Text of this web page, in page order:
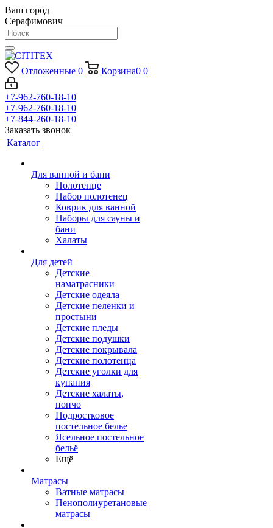
Ваш город
Серафимович
Отложенные 0 Корзина0 0
+7-962-760-18-10
+7-962-760-18-10
+7-844-260-18-10
Заказать звонок
Каталог
Для ванной и бани
Полотенце
Набор полотенец
Коврик для ванной
Наборы для сауны и
бани
Халаты
Для детей
Детские
наматрасники
Детские одеяла
Детские пеленки и
простыни
Детские пледы
Детские подушки
Детские покрывала
Детские полотенца
Детские уголки для
купания
Детские халаты,
пончо
Подростковое
постельное белье
Ясельное постельное
бельё
Ещё
Матрасы
Ватные матрасы
Пенополиуретановые
матрасы